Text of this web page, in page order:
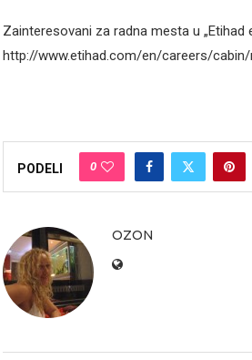
Zainteresovani za radna mesta u „Etihad
http://www.etihad.com/en/careers/
PODELI 0
OZON